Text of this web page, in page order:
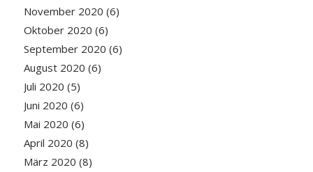
November 2020 (6)
Oktober 2020 (6)
September 2020 (6)
August 2020 (6)
Juli 2020 (5)
Juni 2020 (6)
Mai 2020 (6)
April 2020 (8)
März 2020 (8)